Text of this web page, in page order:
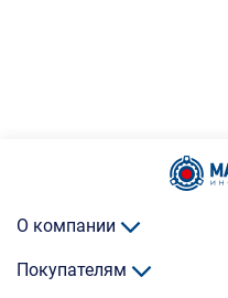
О компании
Покупателям